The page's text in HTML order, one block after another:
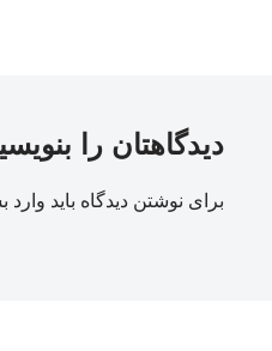
دیدگاهتان را
برای نوشتن دیدگاه باید وارد